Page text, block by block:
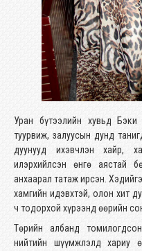
Уран бүтээлийн хувьд
туурвиж, залуусын дунд
дуунууд ихэвчлэн хайр,
илэрхийлсэн өнгө аястай
анхаарал татаж ирсэн.
хамгийн идэвхтэй, олон хит
ч тодорхой хүрээнд өөрийн
Төрийн албанд
нийтийн шүүмжлэлд хариу